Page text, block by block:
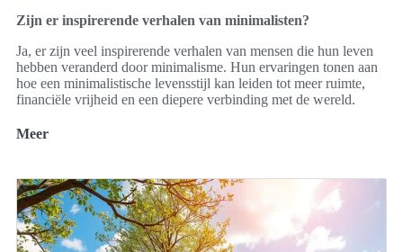
Zijn er inspirerende verhalen van minimalisten?
Ja, er zijn veel inspirerende verhalen van mensen die hun leven
hebben veranderd door minimalisme. Hun ervaringen tonen aan
hoe een minimalistische levensstijl kan leiden tot meer ruimte,
financiële vrijheid en een diepere verbinding met de wereld.
Meer